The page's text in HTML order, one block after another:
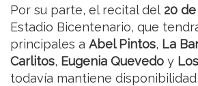
Por su parte, el recital del 20
Estadio Bicentenario, que
principales a Abel Pintos, La
Carlitos, Eugenia Quevedo y
todavía mantiene